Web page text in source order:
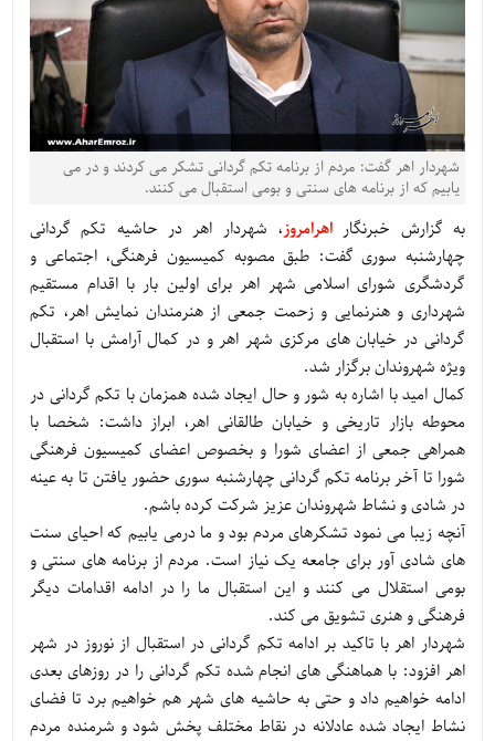
شهردار اهر گفت: مردم از برنامه تکم گردانی تشکر می کردند و در می
یابیم که از برنامه های سنتی و بومی استقبال می کنند.
به گزارش خبرنگاراهرامروز، شهردار اهر در حاشیه تکم گردانی
چهارشنبه سوری گفت: طبق مصوبه کمیسیون فرهنگی، اجتماعی و
گردشگری شورای اسلامی شهر اهر برای اولین بار با اقدام مستقیم
شهرداری و هنرنمایی و زحمت جمعی از هنرمندان نمایش اهر، تکم
گردانی در خیابان های مرکزی شهر اهر و در کمال آرامش با استقبال
ویژه شهروندان برگزار شد.
کمال امید با اشاره به شور و حال ایجاد شده همزمان با تکم گردانی در
محوطه بازار تاریخی و خیابان طالقانی اهر، ابراز داشت: شخصا با
همراهی جمعی از اعضای شورا و بخصوص اعضای کمیسیون فرهنگی
شورا تا آخر برنامه تکم گردانی چهارشنبه سوری حضور یافتن تا به عینه
در شادی و نشاط شهروندان عزیز شرکت کرده باشم.
آنچه زیبا می نمود تشکرهای مردم بود و ما درمی یابیم که احیای سنت
های شادی آور برای جامعه یک نیاز است. مردم از برنامه های سنتی و
بومی استقلال می کنند و این استقبال ما را در ادامه اقدامات دیگر
فرهنگی و هنری تشویق می کند.
شهردار اهر با تاکید بر ادامه تکم گردانی در استقبال از نوروز در شهر
اهر افزود: با هماهنگی های انجام شده تکم گردانی را در روزهای بعدی
ادامه خواهیم داد و حتی به حاشیه های شهر هم خواهیم برد تا فضای
نشاط ایجاد شده عادلانه در نقاط مختلف پخش شود و شرمنده مردم